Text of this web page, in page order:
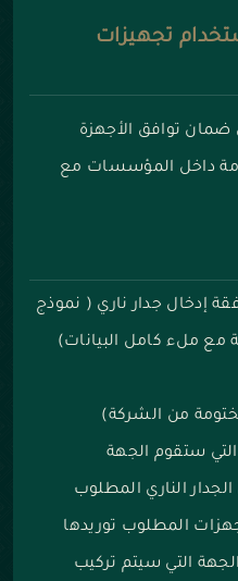
تجهيزات
ضمان توافق الأجهزة
داخل المؤسسات مع
إدخال جدار ناري ( نموذج
ملء كامل البيانات)
من الشركة)
ستقوم الجهة
الناري المطلوب
المطلوب توريدها
التي سيتم تركيب